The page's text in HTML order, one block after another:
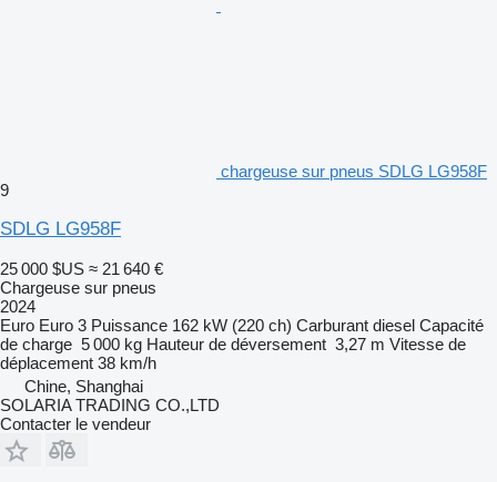
chargeuse sur pneus SDLG LG958F
9
SDLG LG958F
25 000 $US ≈ 21 640 €
Chargeuse sur pneus
2024
Euro Euro 3 Puissance 162 kW (220 ch) Carburant diesel Capacité
de charge 5 000 kg Hauteur de déversement 3,27 m Vitesse de
déplacement 38 km/h
Chine, Shanghai
SOLARIA TRADING CO.,LTD
Contacter le vendeur